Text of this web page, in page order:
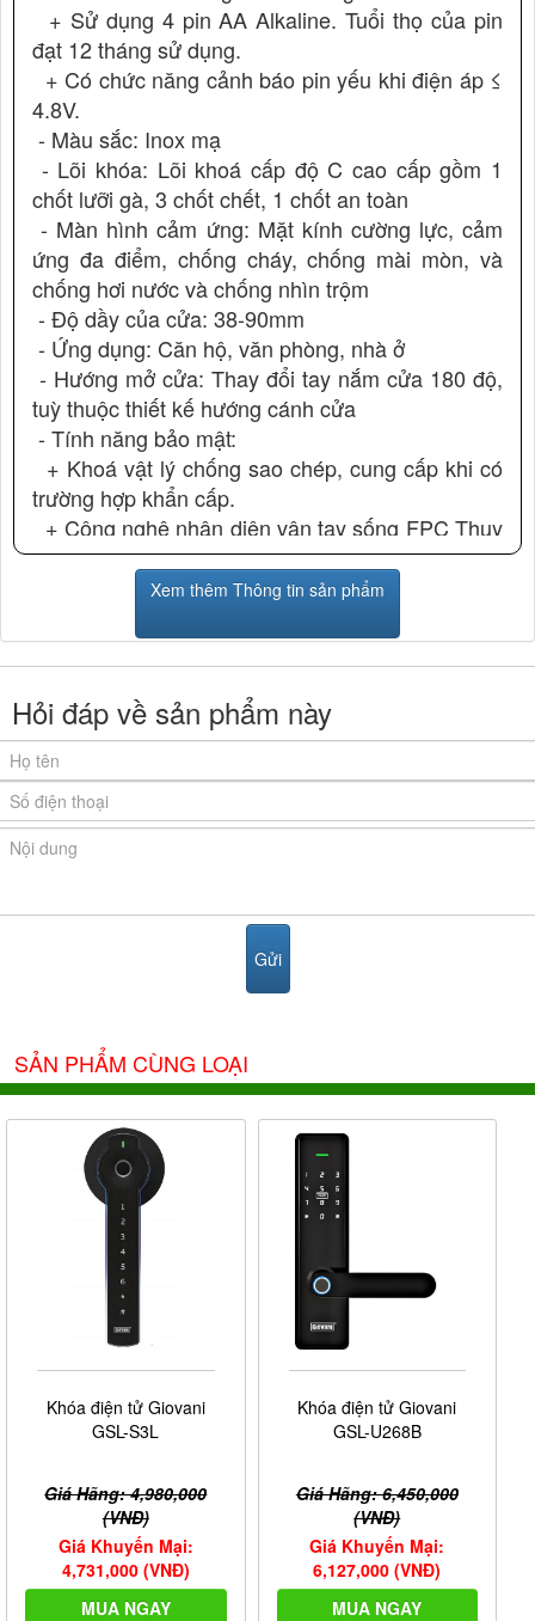
+ Sử dụng 4 pin AA Alkaline. Tuổi thọ của pin
đạt 12 tháng sử dụng.
+ Có chức năng cảnh báo pin yếu khi điện áp ≤
4.8V.
- Màu sắc: Inox mạ
- Lõi khóa: Lõi khoá cấp độ C cao cấp gồm 1
chốt lưỡi gà, 3 chốt chết, 1 chốt an toàn
- Màn hình cảm ứng: Mặt kính cường lực, cảm
ứng đa điểm, chống cháy, chống mài mòn, và
chống hơi nước và chống nhìn trộm
- Độ dầy của cửa: 38-90mm
- Ứng dụng: Căn hộ, văn phòng, nhà ở
- Hướng mở cửa: Thay đổi tay nắm cửa 180 độ,
tuỳ thuộc thiết kế hướng cánh cửa
- Tính năng bảo mật:
+ Khoá vật lý chống sao chép, cung cấp khi có
trường hợp khẩn cấp.
+ Công nghệ nhân diện vân tay sống FPC Thụy
Điển
Xem thêm Thông tin sản phẩm
Hỏi đáp về sản phẩm này
SẢN PHẨM CÙNG LOẠI
Khóa điện tử Giovani
GSL-S3L
Giá Hãng: 4,980,000
(VNĐ)
Giá Khuyến Mại:
4,731,000 (VNĐ)
MUA NGAY
Khóa điện tử Giovani
GSL-U268B
Giá Hãng: 6,450,000
(VNĐ)
Giá Khuyến Mại:
6,127,000 (VNĐ)
MUA NGAY